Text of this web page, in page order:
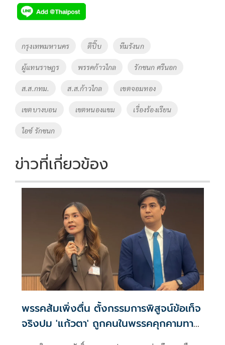
e
b
o
k
tt
er
p
y
k
Tags
กรุงเทพมหานคร ตีปี๊บ ทีมรังนก
ผู้แทนราษฎร พรรคก้าวไกล รักชนก ศรีนอก
ส.ส.กทม. ส.ส.ก้าวไกล เขตจอมทอง
เขตบางบอน เขตหนองแขม เรื่องร้องเรียน
ไอซ์ รักชนก
ข่าวที่เกี่ยวข้อง
พรรคส้มเพิ่งตื่น ตั้งกรรมการพิสูจน์ข้อเท็จ
จริงปม 'แก้วตา' ถูกคนในพรรคคุกคามทาง